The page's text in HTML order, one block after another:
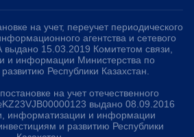
на учет, переучет периодического
агентства и сетевого
15.03.2019 Комитетом связи,
и информации Министерства по
Республики Казахстан.
на учет отечественного
выдано 08.09.2016
информатизации и информации
и развитию Республики